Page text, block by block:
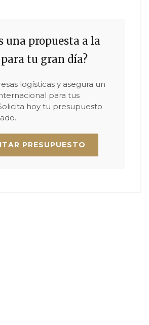
una propuesta a la
tu gran día?
logísticas y asegura un
para tus
hoy tu presupuesto
PRESUPUESTO